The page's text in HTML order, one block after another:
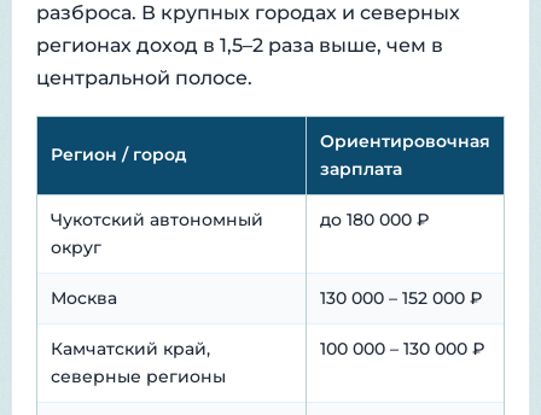
разброса. В крупных городах и северных
регионах доход в 1,5–2 раза выше, чем в
центральной полосе.
Регион / город
Ориентировочная
зарплата
Чукотский автономный
округ
до 180 000 ₽
Москва 130 000 – 152 000 ₽
Камчатский край,
северные регионы
100 000 – 130 000 ₽